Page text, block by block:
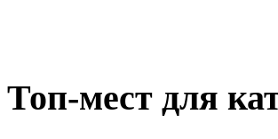
Топ-мест для